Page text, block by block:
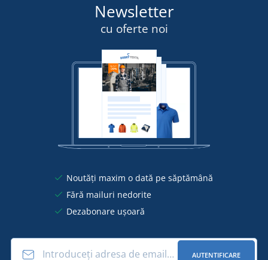
Newsletter
cu oferte noi
Noutăți maxim o dată pe săptămână
Fără mailuri nedorite
Dezabonare ușoară
AUTENTIFICARE